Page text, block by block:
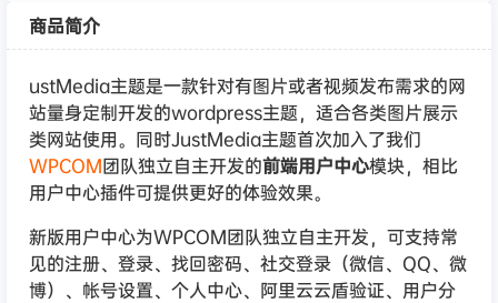
商品简介
ustMedia主题是一款针对有图片或者视频发布需求的网
站量身定制开发的wordpress主题，适合各类图片展示
类网站使用。同时JustMedia主题首次加入了我们
WPCOM团队独立自主开发的前端用户中心模块，相比
用户中心插件可提供更好的体验效果。
新版用户中心为WPCOM团队独立自主开发，可支持常
见的注册、登录、找回密码、社交登录（微信、QQ、微
博）、帐号设置、个人中心、阿里云云盾验证、用户分